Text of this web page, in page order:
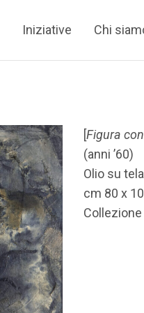
Iniziative Chi
[Figura
(anni ’60)
Olio su tela
cm 80 x